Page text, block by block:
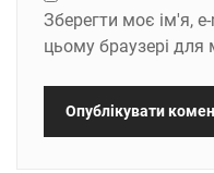
Зберегти моє ім'я,
цьому браузері для